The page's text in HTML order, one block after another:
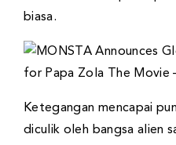
biasa.
Ketegangan mencapai
diculik oleh bangsa alien